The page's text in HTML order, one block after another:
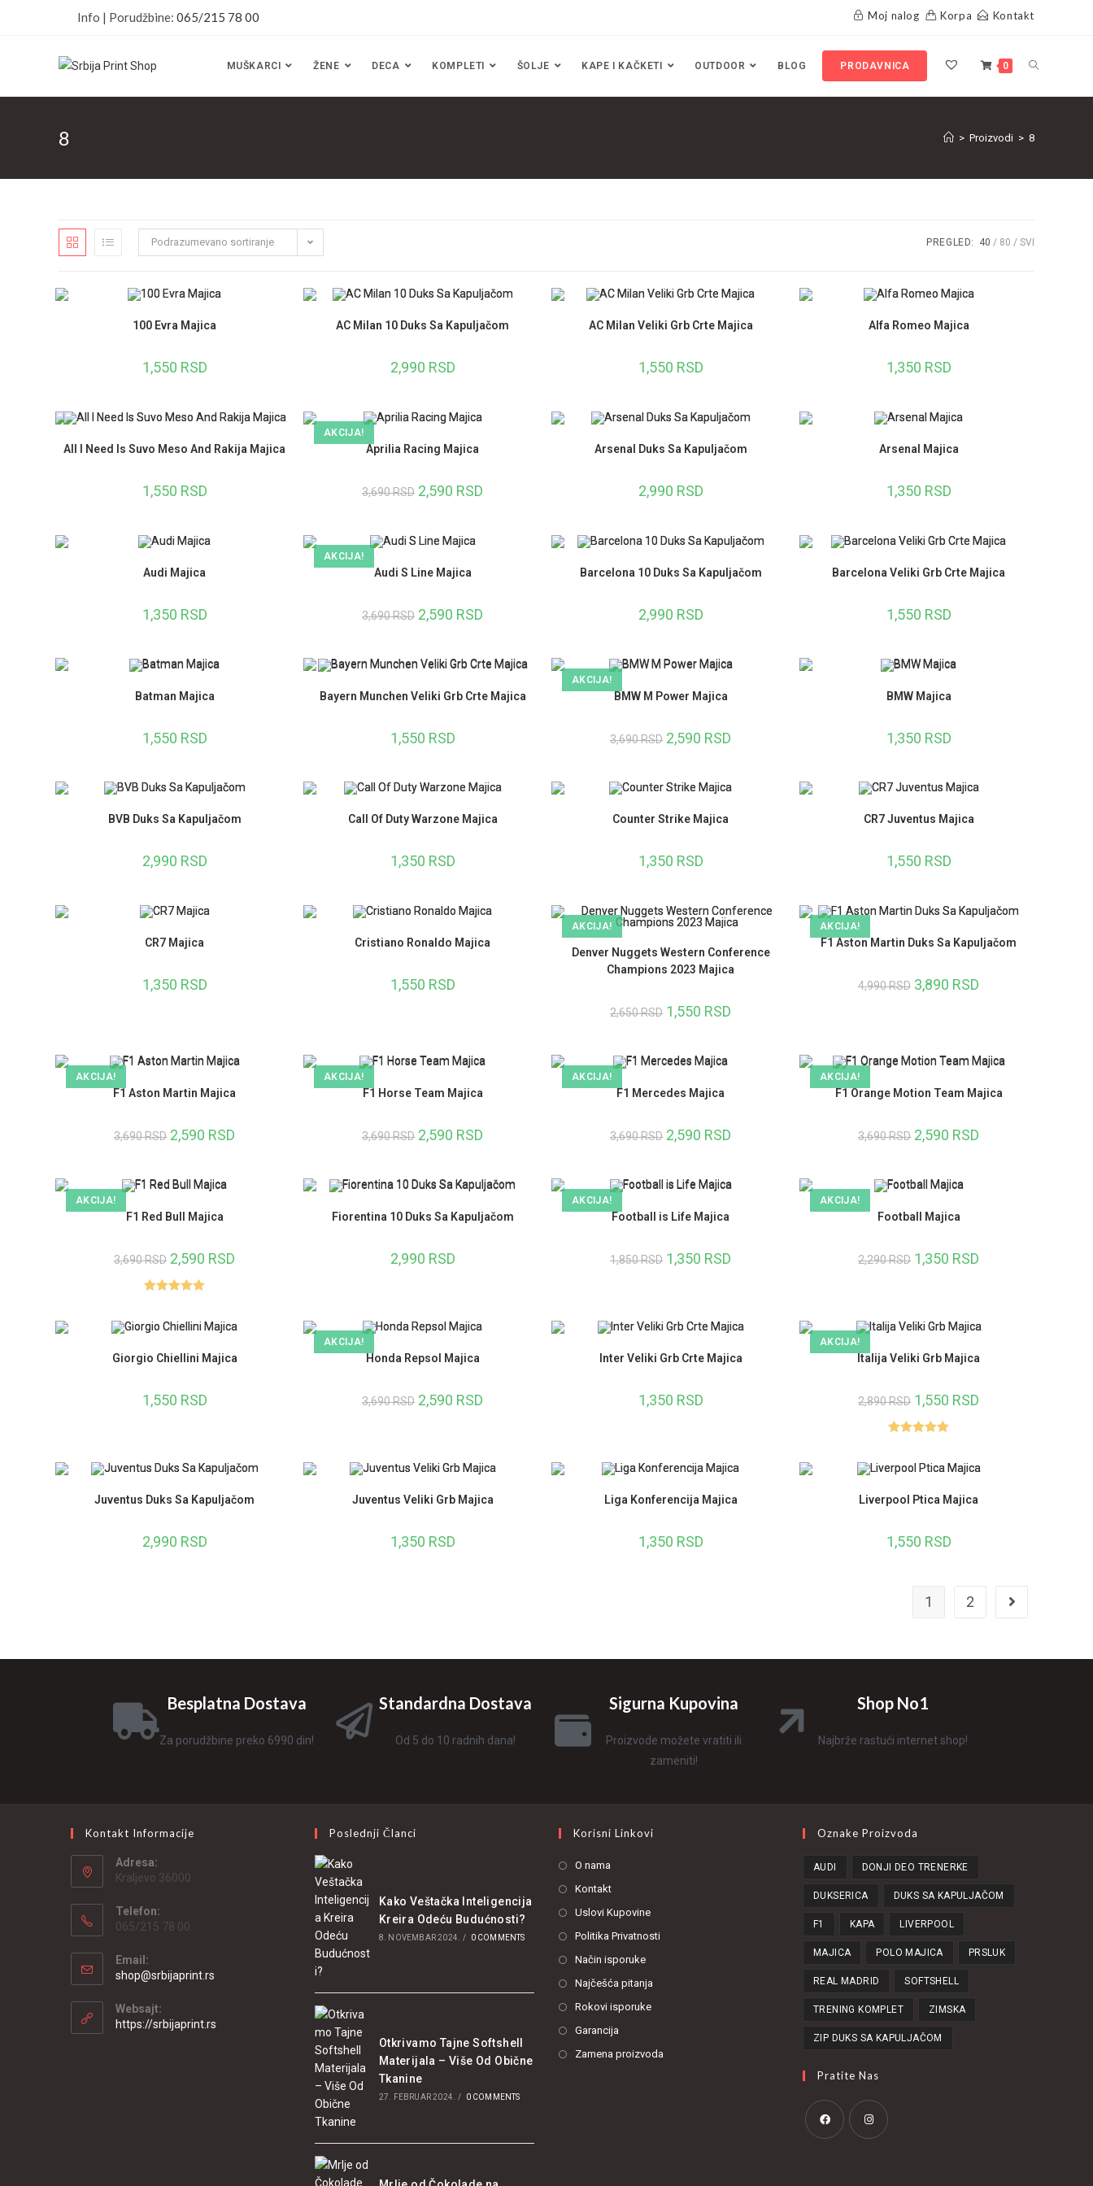
Info | Porudžbine: 065/215 78 00 Moj nalog Korpa Kontakt
MUŠKARCI ŽENE DECA KOMPLETI ŠOLJE KAPE I KAČKETI OUTDOOR BLOG PRODAVNICA 0
8 > Proizvodi > 8
Podrazumevano sortiranje PREGLED: 40 80 SVI
100 Evra Majica
1,550 RSD
AC Milan 10 Duks Sa Kapuljačom
2,990 RSD
AC Milan Veliki Grb Crte Majica
1,550 RSD
Alfa Romeo Majica
1,350 RSD
All I Need Is Suvo Meso And Rakija Majica
1,550 RSD
AKCIJA!
Aprilia Racing Majica
3,690RSD 2,590 RSD
Arsenal Duks Sa Kapuljačom
2,990 RSD
Arsenal Majica
1,350 RSD
Audi Majica
1,350 RSD
AKCIJA!
Audi S Line Majica
3,690RSD 2,590 RSD
Barcelona 10 Duks Sa Kapuljačom
2,990 RSD
Barcelona Veliki Grb Crte Majica
1,550 RSD
Batman Majica
1,550 RSD
Bayern Munchen Veliki Grb Crte Majica
1,550 RSD
AKCIJA!
BMW M Power Majica
3,690RSD 2,590 RSD
BMW Majica
1,350 RSD
BVB Duks Sa Kapuljačom
2,990 RSD
Call Of Duty Warzone Majica
1,350 RSD
Counter Strike Majica
1,350 RSD
CR7 Juventus Majica
1,550 RSD
CR7 Majica
1,350 RSD
Cristiano Ronaldo Majica
1,550 RSD
AKCIJA!
Denver Nuggets Western Conference
Champions 2023 Majica
2,650RSD 1,550 RSD
AKCIJA!
F1 Aston Martin Duks Sa Kapuljačom
4,990RSD 3,890 RSD
AKCIJA!
F1 Aston Martin Majica
3,690RSD 2,590 RSD
AKCIJA!
F1 Horse Team Majica
3,690RSD 2,590 RSD
AKCIJA!
F1 Mercedes Majica
3,690RSD 2,590 RSD
AKCIJA!
F1 Orange Motion Team Majica
3,690RSD 2,590 RSD
AKCIJA!
F1 Red Bull Majica
3,690RSD 2,590 RSD
sa5.00od
Fiorentina 10 Duks Sa Kapuljačom
2,990 RSD
AKCIJA!
Football is Life Majica
1,850RSD 1,350 RSD
AKCIJA!
Football Majica
2,290RSD 1,350 RSD
Giorgio Chiellini Majica
1,550 RSD
AKCIJA!
Honda Repsol Majica
3,690RSD 2,590 RSD
Inter Veliki Grb Crte Majica
1,350 RSD
AKCIJA!
Italija Veliki Grb Majica
2,890RSD 1,550 RSD
5.00od
Juventus Duks Sa Kapuljačom
2,990 RSD
Juventus Veliki Grb Majica
1,350 RSD
Liga Konferencija Majica
1,350 RSD
Liverpool Ptica Majica
1,550 RSD
1 2
Besplatna Dostava
Za porudžbine preko 6990 din!
Standardna Dostava
Od 5 do 10 radnih dana!
Sigurna Kupovina
Proizvode možete vratiti ili
zameniti!
Shop No1
Najbrže rastući internet shop!
Kontakt Informacije
Adresa:
Kraljevo 36000
Telefon:
065/215 78 00
Email:
shop@srbijaprint.rs
Websajt:
https://srbijaprint.rs
Poslednji Članci
Kako Veštačka Inteligencija
Kreira Odeću Budućnosti?
8. NOVEMBAR 2024. / 0 COMMENTS
Otkrivamo Tajne Softshell
Materijala – Više Od Obične
Tkanine
27. FEBRUAR 2024. / 0 COMMENTS
Korisni Linkovi
O nama
Kontakt
Uslovi Kupovine
Politika Privatnosti
Način isporuke
Najčešća pitanja
Rokovi isporuke
Garancija
Zamena proizvoda
Oznake Proizvoda
AUDI DONJI DEO TRENERKE
DUKSERICA DUKS SA KAPULJAČOM
F1 KAPA LIVERPOOL
MAJICA POLO MAJICA PRSLUK
REAL MADRID SOFTSHELL
TRENING KOMPLET ZIMSKA
ZIP DUKS SA KAPULJAČOM
Pratite Nas